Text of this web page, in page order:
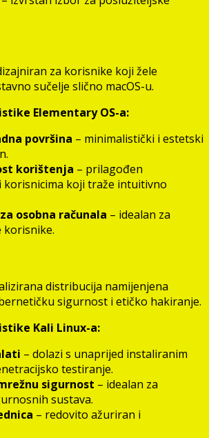
za korisnike koji žele
sučelje slično macOS-u.
Elementary OS-a:
površina – minimalistički i estetski
korištenja – prilagođen
korisnicima koji traže intuitivno
osobna računala – idealan za
korisnike.
distribucija namijenjena
sigurnost i etičko hakiranje.
Kali Linux-a:
– dolazi s unaprijed instaliranim
testiranje.
sigurnost – idealan za
sustava.
– redovito ažuriran i